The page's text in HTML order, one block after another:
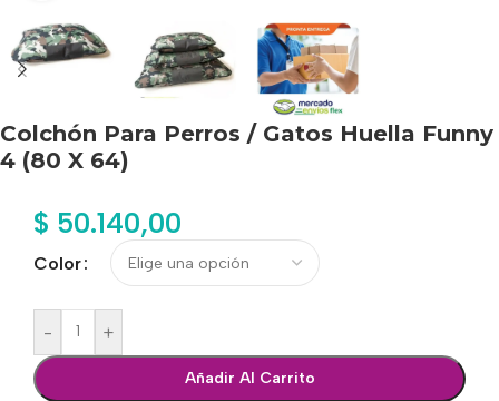
Colchón Para Perros / Gatos Huella Funny
4 (80 X 64)
$ 50.140,00
Color
- +
Añadir Al Carrito